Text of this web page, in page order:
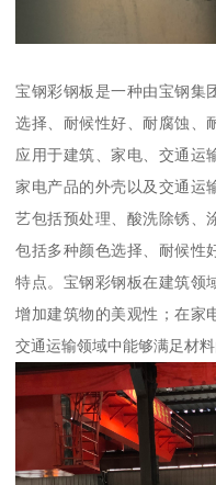
宝钢彩钢板是一种由宝钢集
选择、耐候性好、耐腐蚀、
应用于建筑、家电、交通运
家电产品的外壳以及交通运
艺包括预处理、酸洗除锈、
包括多种颜色选择、耐候性
特点。宝钢彩钢板在建筑领
增加建筑物的美观性；在家
交通运输领域中能够满足材